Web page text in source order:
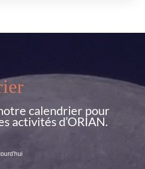
calendrier pour
activités d’ORIAN.